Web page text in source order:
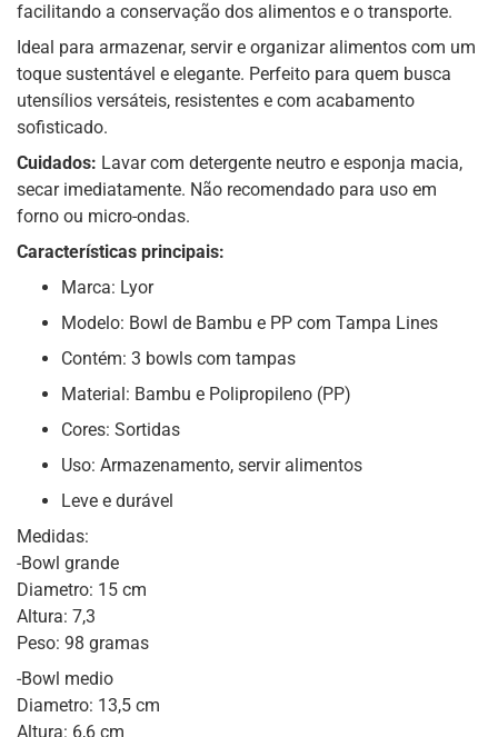
facilitando a conservação dos alimentos e o transporte.
Ideal para armazenar, servir e organizar alimentos com um
toque sustentável e elegante. Perfeito para quem busca
utensílios versáteis, resistentes e com acabamento
sofisticado.
Cuidados: Lavar com detergente neutro e esponja macia,
secar imediatamente. Não recomendado para uso em
forno ou micro-ondas.
Características principais:
Marca: Lyor
Modelo: Bowl de Bambu e PP com Tampa Lines
Contém: 3 bowls com tampas
Material: Bambu e Polipropileno (PP)
Cores: Sortidas
Uso: Armazenamento, servir alimentos
Leve e durável
Medidas:
-Bowl grande
Diametro: 15 cm
Altura: 7,3
Peso: 98 gramas
-Bowl medio
Diametro: 13,5 cm
Altura: 6,6 cm